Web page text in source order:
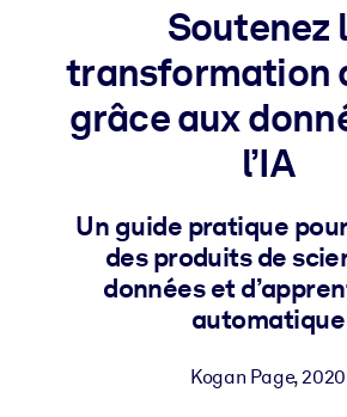
POR SISTEMA
Para LMS/LXP
Integre conocimientos verificados y
obtener mejores resultados de
Enriquezca su biblioteca corporativa
empresariales confiables y listos para
Para sistemas de IA
estructurados para mejorar los
Soutenez
transformation
grâce aux
l’IA
Un guide pratique
des produits de
données et
automatique
Kogan Page,2020